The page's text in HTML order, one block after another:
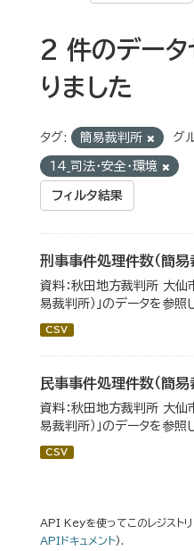
2 件のデータ
りました
タグ: 簡易裁判所 グ
14_司法・安全・環境
フィルタ結果
刑事事件処理件数（簡易
資料：秋田地方裁判所 大仙
易裁判所）」のデータを参照
CSV
民事事件処理件数（簡易
資料：秋田地方裁判所 大仙
易裁判所）」のデータを参照
CSV
API Keyを使ってこのレジストリ
APIドキュメント).